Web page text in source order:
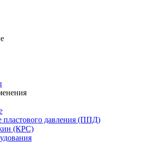
пластового давления (ППД)
(КРС)